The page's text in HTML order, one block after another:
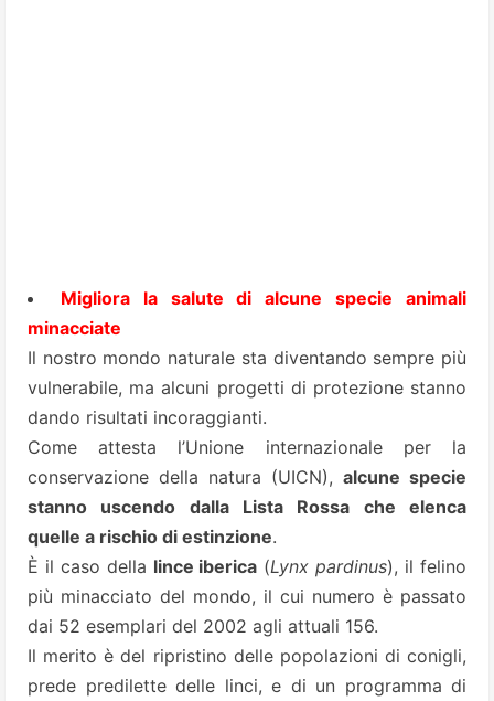
Migliora la salute di alcune specie animali
minacciate
Il nostro mondo naturale sta diventando sempre più
vulnerabile, ma alcuni progetti di protezione stanno
dando risultati incoraggianti.
Come attesta l’Unione internazionale per la
conservazione della natura (UICN), alcune specie
stanno uscendo dalla Lista Rossa che elenca
quelle a rischio di estinzione.
È il caso della lince iberica (Lynx pardinus), il felino
più minacciato del mondo, il cui numero è passato
dai 52 esemplari del 2002 agli attuali 156.
Il merito è del ripristino delle popolazioni di conigli,
prede predilette delle linci, e di un programma di